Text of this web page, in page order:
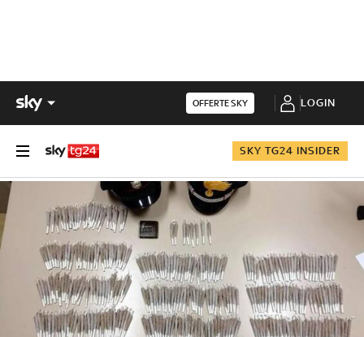
OFFERTE SKY LOGIN
SKY TG24 INSIDER